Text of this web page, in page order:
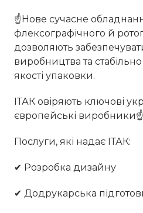
☝Нове сучасне
флексографічного й
дозволяють
виробництва та
якості упаковки.
ІТАК овіряють ключові
європейські виробники☝
Послуги, які надає ІТАК:
✔ Розробка дизайну
✔ Додрукарська